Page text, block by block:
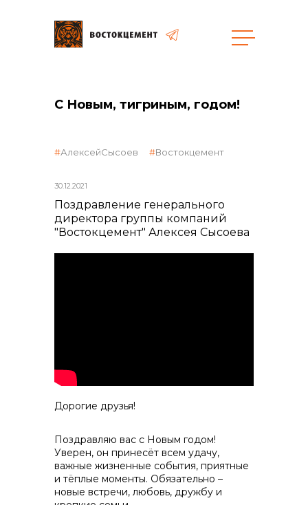
Закупки
объявленные закупки
Контакты
С Новым, тигриным, годом!
30.12.2021
АлексейСысоев Востокцемент
Поздравление генерального
директора группы компаний
"Востокцемент" Алексея Сысоева
Дорогие друзья!
Поздравляю вас с Новым годом!
Уверен, он принесёт всем удачу,
важные жизненные события, приятные
и тёплые моменты. Обязательно –
новые встречи, любовь, дружбу и